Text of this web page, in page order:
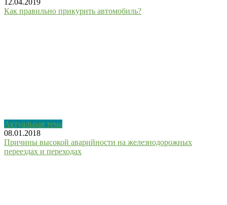
12.04.2019
Как правильно прикурить автомобиль?
Актуальная тема
08.01.2018
Причины высокой аварийности на железнодорожных
переездах и переходах